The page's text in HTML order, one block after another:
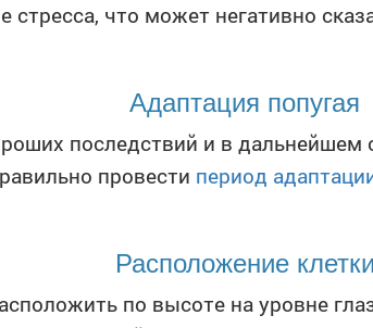
стресса, что может негативно
Адаптация попугая
последствий и в дальнейшем
провести период
Расположение клетки
по высоте на уровне